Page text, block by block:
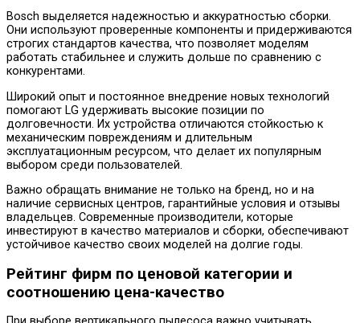
Bosch выделяется надежностью и аккуратностью сборки.
Они используют проверенные компоненты и придерживаются
строгих стандартов качества, что позволяет моделям
работать стабильнее и служить дольше по сравнению с
конкурентами.
Широкий опыт и постоянное внедрение новых технологий
помогают LG удерживать высокие позиции по
долговечности. Их устройства отличаются стойкостью к
механическим повреждениям и длительным
эксплуатационным ресурсом, что делает их популярным
выбором среди пользователей.
Важно обращать внимание не только на бренд, но и на
наличие сервисных центров, гарантийные условия и отзывы
владельцев. Современные производители, которые
инвестируют в качество материалов и сборки, обеспечивают
устойчивое качество своих моделей на долгие годы.
Рейтинг фирм по ценовой категории и
соотношению цена-качество